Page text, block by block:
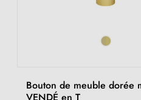
Bouton de meuble dorée
VENDÉ en T